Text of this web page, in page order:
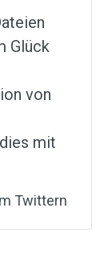
Glück
von
mit
Twittern